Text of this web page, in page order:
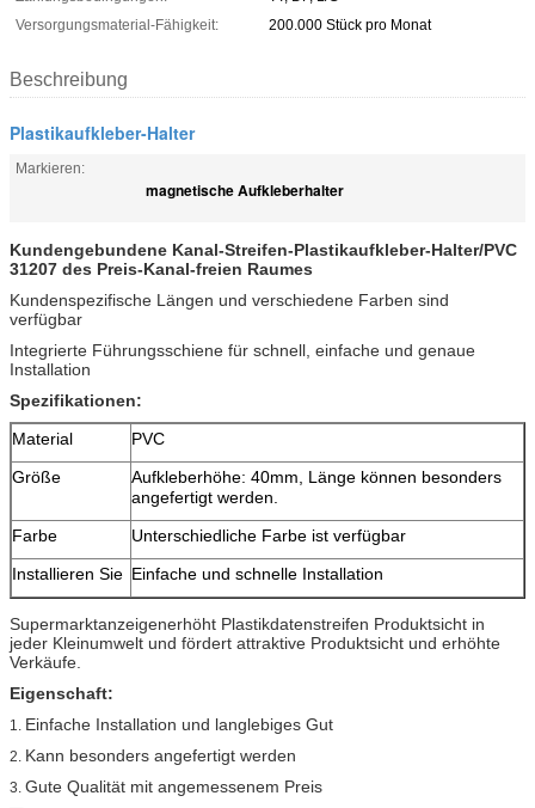
Versorgungsmaterial-Fähigkeit:
200.000 Stück pro Monat
Beschreibung
Plastikaufkleber-Halter
Markieren:
magnetische Aufkleberhalter
Kundengebundene Kanal-Streifen-Plastikaufkleber-Halter/PVC
31207 des Preis-Kanal-freien Raumes
Kundenspezifische Längen und verschiedene Farben sind
verfügbar
Integrierte Führungsschiene für schnell, einfache und genaue
Installation
Spezifikationen:
Material
PVC
Größe
Aufkleberhöhe: 40mm, Länge können besonders
angefertigt werden.
Farbe
Unterschiedliche Farbe ist verfügbar
Installieren Sie Einfache und schnelle Installation
Supermarktanzeigenerhöht Plastikdatenstreifen Produktsicht in
jeder Kleinumwelt und fördert attraktive Produktsicht und erhöhte
Verkäufe.
Eigenschaft:
1. Einfache Installation und langlebiges Gut
2. Kann besonders angefertigt werden
3. Gute Qualität mit angemessenem Preis